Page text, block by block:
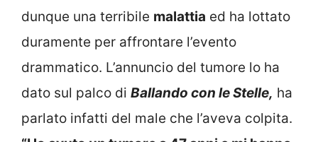
dunque una terribile malattia ed ha lottato
duramente per affrontare l’evento
drammatico. L’annuncio del tumore lo ha
dato sul palco di Ballando con le Stelle, ha
parlato infatti del male che l’aveva colpita.